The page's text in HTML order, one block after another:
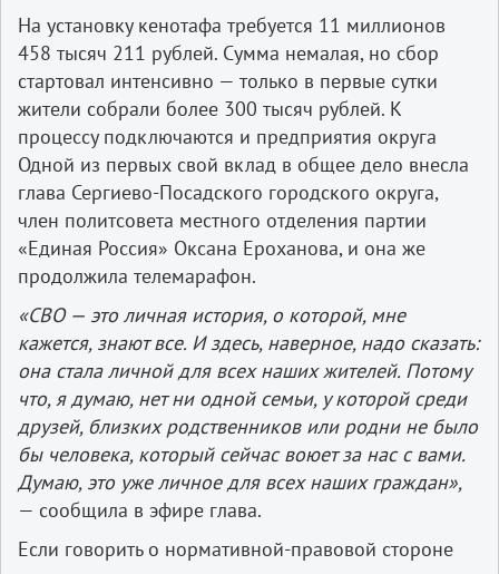
На установку кенотафа требуется 11 миллионов
458 тысяч 211 рублей. Сумма немалая, но сбор
стартовал интенсивно — только в первые сутки
жители собрали более 300 тысяч рублей. К
процессу подключаются и предприятия округа
Одной из первых свой вклад в общее дело внесла
глава Сергиево-Посадского городского округа,
член политсовета местного отделения партии
«Единая Россия» Оксана Ероханова, и она же
продолжила телемарафон.
«СВО — это личная история, о которой, мне
кажется, знают все. И здесь, наверное, надо сказать:
она стала личной для всех наших жителей. Потому
что, я думаю, нет ни одной семьи, у которой среди
друзей, близких родственников или родни не было
бы человека, который сейчас воюет за нас с вами.
Думаю, это уже личное для всех наших граждан»,
— сообщила в эфире глава.
Если говорить о нормативной-правовой стороне